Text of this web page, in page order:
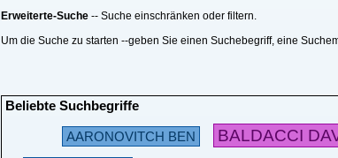
Erweiterte-Suche -- Suche einschränken oder filtern.
Um die Suche zu starten --geben Sie einen Suchebegriff, eine
Beliebte Suchbegriffe
AARONOVITCH BEN BALDACCI